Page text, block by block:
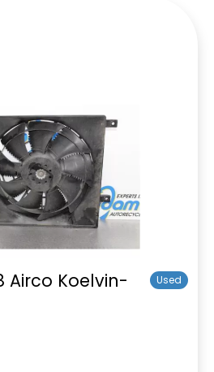
Airco Koelvin-
Used